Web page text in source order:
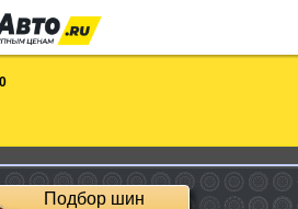
0
Подбор шин